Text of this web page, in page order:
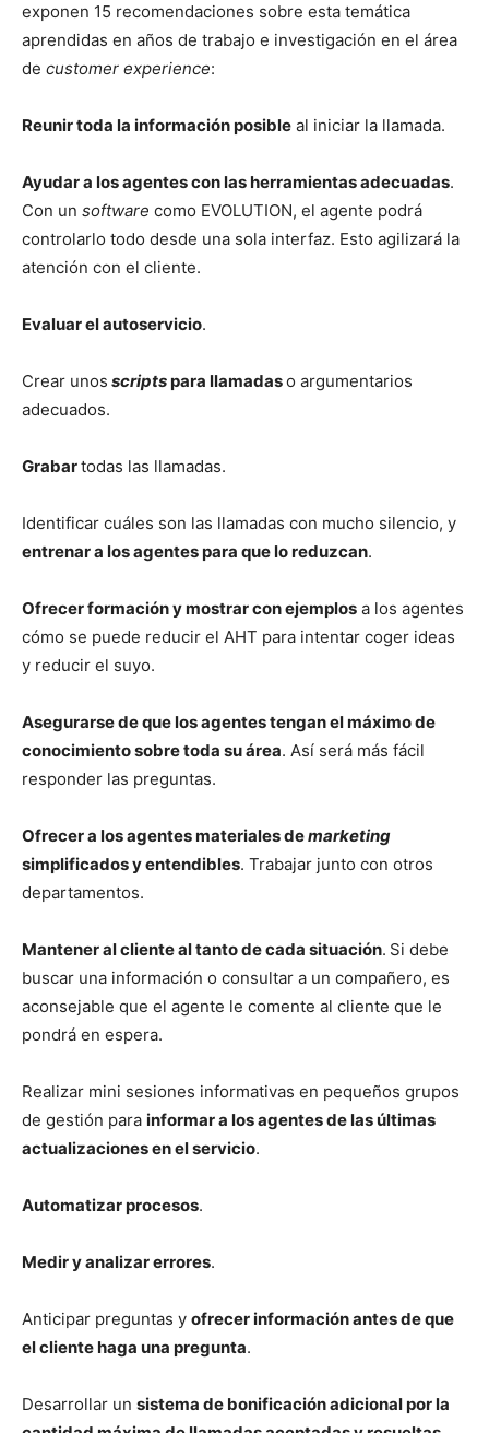
exponen 15 recomendaciones sobre esta temática
aprendidas en años de trabajo e investigación en el área
de customer experience:
Reunir toda la información posible al iniciar la llamada.
Ayudar a los agentes con las herramientas adecuadas.
Con un software como EVOLUTION, el agente podrá
controlarlo todo desde una sola interfaz. Esto agilizará la
atención con el cliente.
Evaluar el autoservicio.
Crear unos scriptspara llamadaso argumentarios
adecuados.
Grabartodas las llamadas.
Identificar cuáles son las llamadas con mucho silencio, y
entrenar a los agentes para que lo reduzcan.
Ofrecer formación y mostrar con ejemplos a los agentes
cómo se puede reducir el AHT para intentar coger ideas
y reducir el suyo.
Asegurarse de que los agentes tengan el máximo de
conocimiento sobre toda su área. Así será más fácil
responder las preguntas.
Ofrecer a los agentes materiales demarketing
simplificados y entendibles. Trabajar junto con otros
departamentos.
Mantener al cliente al tanto de cada situación. Si debe
buscar una información o consultar a un compañero, es
aconsejable que el agente le comente al cliente que le
pondrá en espera.
Realizar mini sesiones informativas en pequeños grupos
de gestión para informar a los agentes de las últimas
actualizaciones en el servicio.
Automatizar procesos.
Medir y analizar errores.
Anticipar preguntas y ofrecer información antes de que
el cliente haga una pregunta.
Desarrollar un sistema de bonificación adicional por la